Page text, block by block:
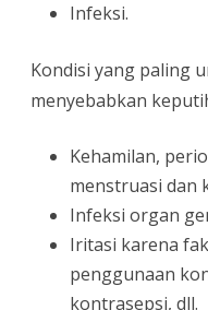
Infeksi.
Kondisi yang paling
menyebabkan
Kehamilan,
menstruasi dan
Infeksi organ
Iritasi karena
penggunaan
kontrasepsi, dll.